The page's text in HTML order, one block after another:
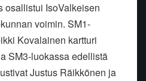
osallistui IsoValkeisen
voimin. SM1-
Kovalainen kartturi
SM3-luokassa edellistä
Justus Räikkönen ja